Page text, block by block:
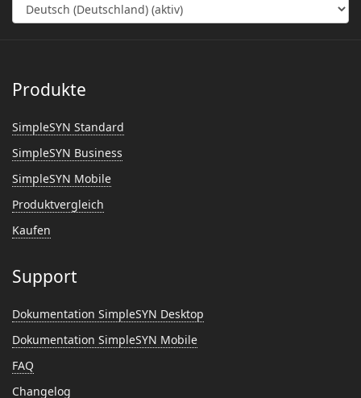
Produkte
SimpleSYN Standard
SimpleSYN Business
SimpleSYN Mobile
Produktvergleich
Kaufen
Support
Dokumentation SimpleSYN Desktop
Dokumentation SimpleSYN Mobile
FAQ
Changelog